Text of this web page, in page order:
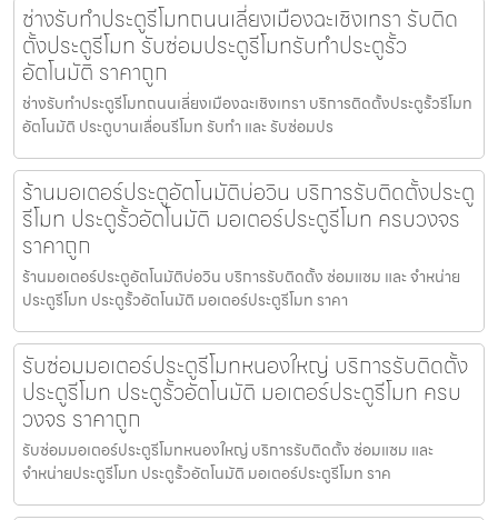
ช่างรับทำประตูรีโมทถนนเลี่ยงเมืองฉะเชิงเทรา รับติด
ตั้งประตูรีโมท รับซ่อมประตูรีโมทรับทำประตูรั้ว
อัตโนมัติ ราคาถูก
ช่างรับทำประตูรีโมทถนนเลี่ยงเมืองฉะเชิงเทรา บริการติดตั้งประตูรั้วรีโมท
อัตโนมัติ ประตูบานเลื่อนรีโมท รับทำ และ รับซ่อมปร
ร้านมอเตอร์ประตูอัตโนมัติบ่อวิน บริการรับติดตั้งประตู
รีโมท ประตูรั้วอัตโนมัติ มอเตอร์ประตูรีโมท ครบวงจร
ราคาถูก
ร้านมอเตอร์ประตูอัตโนมัติบ่อวิน บริการรับติดตั้ง ซ่อมแซม และ จำหน่าย
ประตูรีโมท ประตูรั้วอัตโนมัติ มอเตอร์ประตูรีโมท ราคา
รับซ่อมมอเตอร์ประตูรีโมทหนองใหญ่ บริการรับติดตั้ง
ประตูรีโมท ประตูรั้วอัตโนมัติ มอเตอร์ประตูรีโมท ครบ
วงจร ราคาถูก
รับซ่อมมอเตอร์ประตูรีโมทหนองใหญ่ บริการรับติดตั้ง ซ่อมแซม และ
จำหน่ายประตูรีโมท ประตูรั้วอัตโนมัติ มอเตอร์ประตูรีโมท ราค